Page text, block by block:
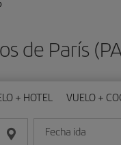
de París
+ HOTEL VUELO +
Fecha ida
Introduce la fecha en